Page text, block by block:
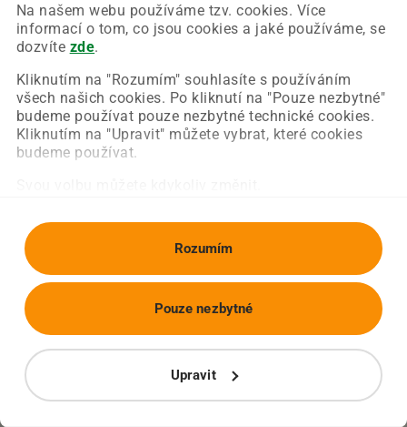
Na našem webu používáme tzv. cookies. Více
informací o tom, co jsou cookies a jaké používáme, se
dozvíte zde.
Kliknutím na "Rozumím" souhlasíte s používáním
všech našich cookies. Po kliknutí na "Pouze nezbytné"
budeme používat pouze nezbytné technické cookies.
Kliknutím na "Upravit" můžete vybrat, které cookies
budeme používat.
Rozumím
Upravit
Pouze nezbytné
Chyba nastala na naší straně a už ji opravujeme.
Zkuste prosím znovu načíst požadovanou stránku.
Obnovit stránku Úvodní strana